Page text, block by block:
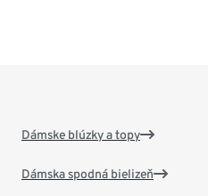
Dámske blúzky a topy
Dámska spodná bielizeň